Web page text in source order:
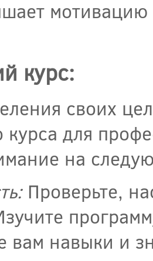
курс:
своих
курса для
на
Проверьте,
вам навыки и